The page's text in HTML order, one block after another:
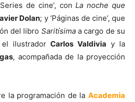
de cine’, con La noche que
Dolan; y ‘Páginas de cine’, que
del libro Saritísimaa cargo de su
ilustradorCarlos Valdivia y la
, acompañada de la proyección
la programación de la Academia